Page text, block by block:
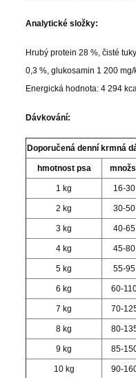
Analytické složky:
Hrubý protein 28 %, čisté
0,3 %, glukosamin 1 200
Energická hodnota: 4 294
Dávkování:
Doporučená denní krmná
hmotnost psa
1 kg 16-
2 kg 30-50
3 kg 40-65
4 kg 45-80
5 kg 55-95
6 kg 60-
7 kg 70-
8 kg 80-
9 kg 85-
10 kg
90-